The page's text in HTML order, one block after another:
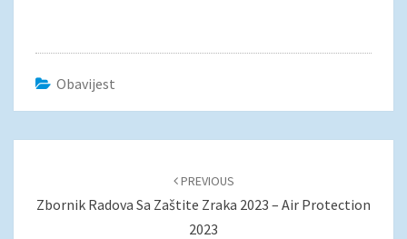
Obavijest
PREVIOUS
Zbornik Radova Sa Zaštite Zraka 2023 – Air Protection
2023